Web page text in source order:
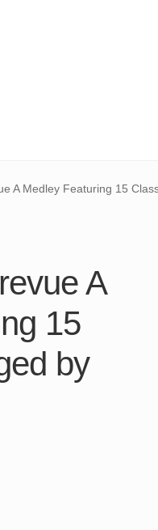
A Medley Featuring 15
A
15
by